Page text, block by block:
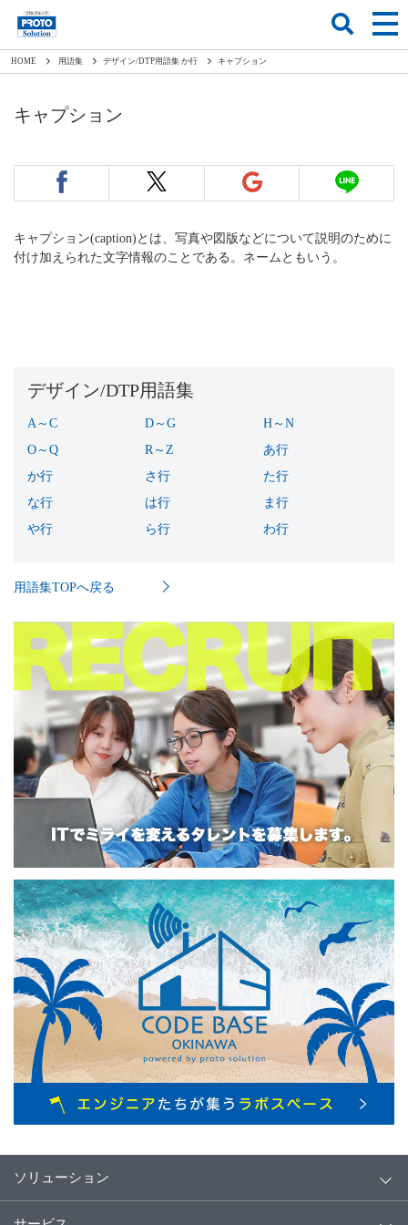
HOME 用語集 デザイン/DTP用語集 か行 キャプション
キャプション
キャプション(caption)とは、写真や図版などについて説明のために
付け加えられた文字情報のことである。ネームともいう。
デザイン/DTP用語集
A～C D～G H～N(8)
O～Q
R～Z あ行(40)
か行
さ行 た行(26)
な行
は行 ま行(19)
や行
ら行 わ行(2)
用語集TOPへ戻る
ソリューション